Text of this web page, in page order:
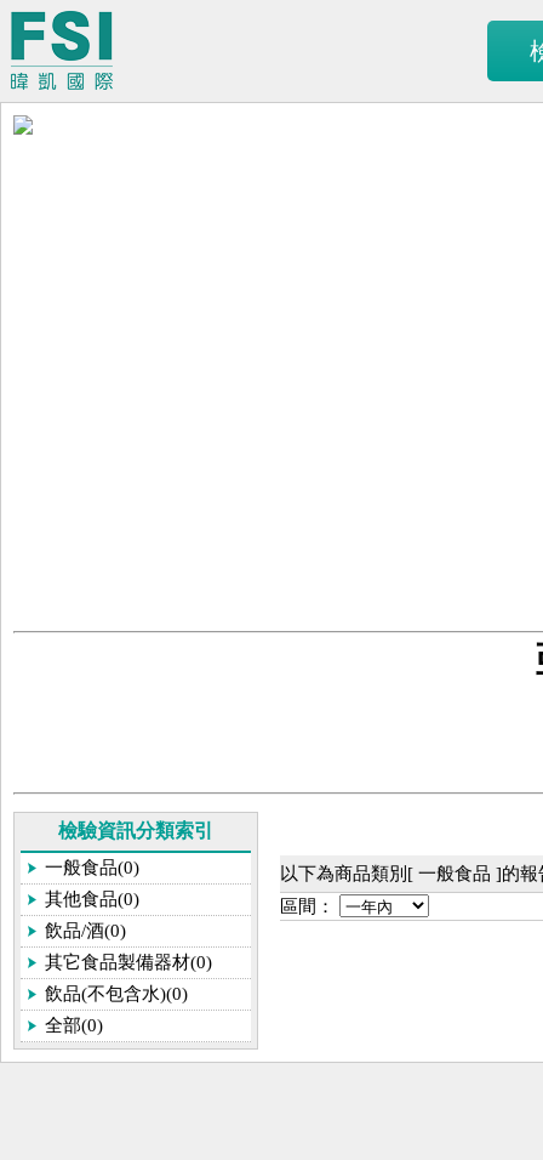
檢驗資訊分類索引
一般食品(0)
其他食品(0)
飲品/酒(0)
其它食品製備器材(0)
飲品(不包含水)(0)
全部(0)
以下為商品類別[ 一般食品 ]的
區間：